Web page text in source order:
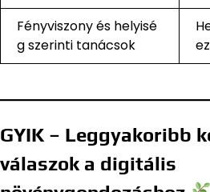
Fényviszony és helyisé
g szerinti tanácsok
GYIK – Leggyakoribb
válaszok a digitális